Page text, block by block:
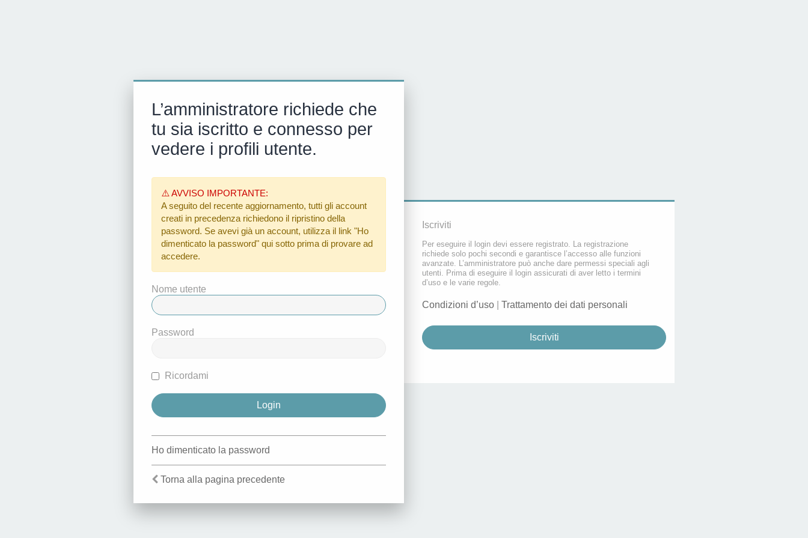
L’amministratore richiede che
tu sia iscritto e connesso per
vedere i profili utente.
⚠️ AVVISO IMPORTANTE:
A seguito del recente aggiornamento, tutti gli account
creati in precedenza richiedono il ripristino della
password. Se avevi già un account, utilizza il link "Ho
dimenticato la password" qui sotto prima di provare ad
accedere.
Nome utente
Password
Ricordami
Ho dimenticato la password
Torna alla pagina precedente
Iscriviti
Per eseguire il login devi essere registrato. La registrazione
richiede solo pochi secondi e garantisce l’accesso alle funzioni
avanzate. L’amministratore può anche dare permessi speciali agli
utenti. Prima di eseguire il login assicurati di aver letto i termini
d’uso e le varie regole.
Condizioni d’uso Trattamento dei dati personali
Iscriviti